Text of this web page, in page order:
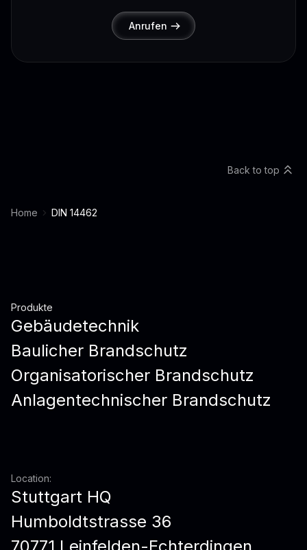
Anrufen
Home DIN 14462
Back to top
Produkte
Gebäudetechnik
Baulicher Brandschutz
Organisatorischer Brandschutz
Anlagentechnischer Brandschutz
Location:
Stuttgart HQ
Humboldtstrasse 36